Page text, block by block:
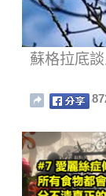
蘇格拉底